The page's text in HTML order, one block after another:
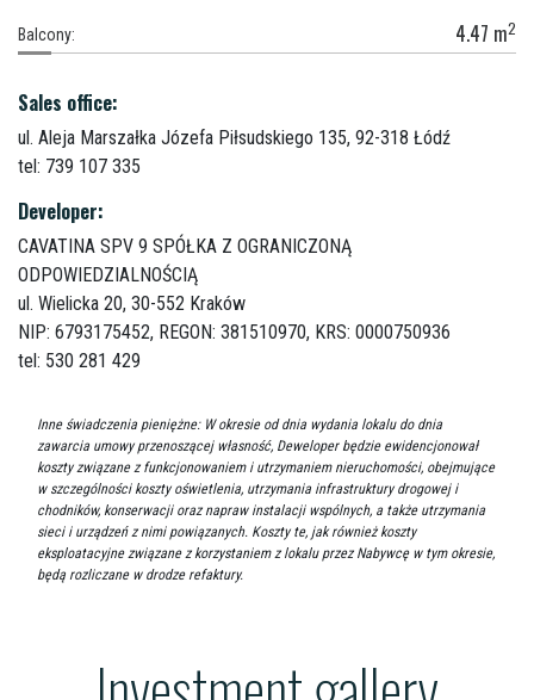
Balcony: 4.47 m2
Sales office:
ul. Aleja Marszałka Józefa Piłsudskiego 135, 92-318 Łódź
tel: 739 107 335
Developer:
CAVATINA SPV 9 SPÓŁKA Z OGRANICZONĄ
ODPOWIEDZIALNOŚCIĄ
ul. Wielicka 20, 30-552 Kraków
NIP: 6793175452, REGON: 381510970, KRS: 0000750936
tel: 530 281 429
Inne świadczenia pieniężne: W okresie od dnia wydania lokalu do dnia
zawarcia umowy przenoszącej własność, Deweloper będzie ewidencjonował
koszty związane z funkcjonowaniem i utrzymaniem nieruchomości, obejmujące
w szczególności koszty oświetlenia, utrzymania infrastruktury drogowej i
chodników, konserwacji oraz napraw instalacji wspólnych, a także utrzymania
sieci i urządzeń z nimi powiązanych. Koszty te, jak również koszty
eksploatacyjne związane z korzystaniem z lokalu przez Nabywcę w tym okresie,
będą rozliczane w drodze refaktury.